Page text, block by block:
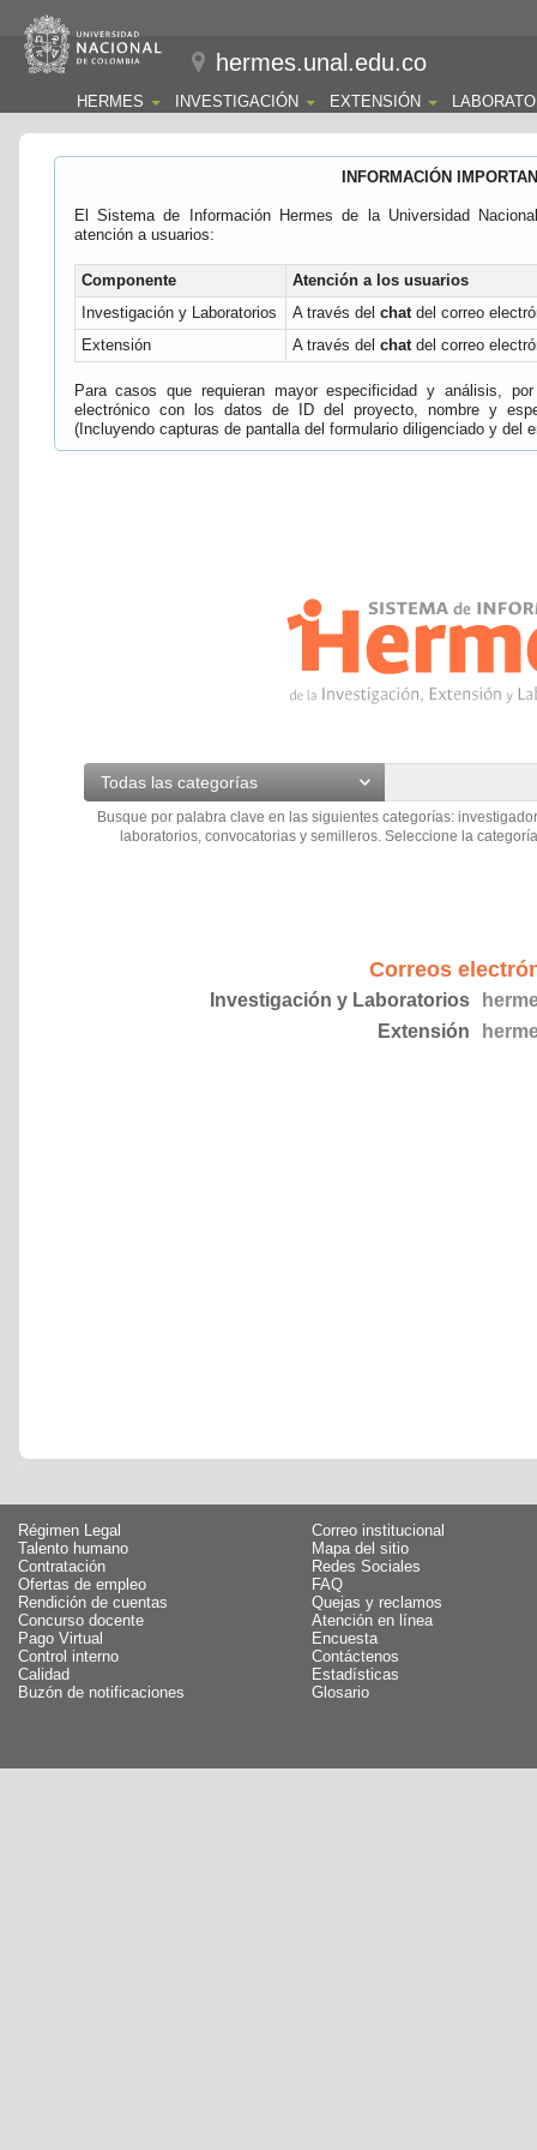
hermes.unal.edu.co
HERMES INVESTIGACIÓN EXTENSIÓN
INFORMACIÓN
El Sistema de Información Hermes de la Universidad
atención a usuarios:
Componente
Atención a los usuarios
Investigación y Laboratorios
A través del chatdel correo
Extensión
A través del chatdel correo
Para casos que requieran mayor especificidad y análisis,
electrónico con los datos de ID del proyecto, nombre y
(Incluyendo capturas de pantalla del formulario diligenciado y del
Todas las categorías
Busque por palabra clave en las siguientes categorías:
laboratorios, convocatorias y semilleros. Seleccione la
Correos
Investigación y Laboratorios
Extensión
Régimen Legal
Talento humano
Contratación
Ofertas de empleo
Rendición de cuentas
Concurso docente
Pago Virtual
Control interno
Calidad
Buzón de notificaciones
Correo institucional
Mapa del sitio
Redes Sociales
FAQ
Quejas y reclamos
Atención en línea
Encuesta
Contáctenos
Estadísticas
Glosario